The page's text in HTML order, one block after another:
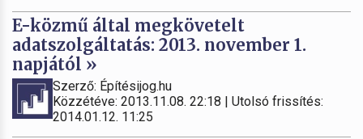
E-közmű által megkövetelt
adatszolgáltatás: 2013. november 1.
napjától »
Szerző: Építésijog.hu
Közzétéve: 2013.11.08. 22:18 | Utolsó frissítés:
2014.01.12. 11:25